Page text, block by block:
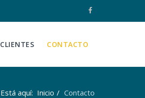
CLIENTES CONTACTO
Está aquí: Inicio Contacto